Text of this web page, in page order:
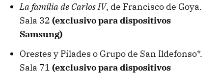
La familia de Carlos IV, de Francisco de Goya.
Sala 32 (exclusivo para dispositivos
Samsung)
Orestes y Pílades o Grupo de San Ildefonso*.
Sala 71 (exclusivo para dispositivos